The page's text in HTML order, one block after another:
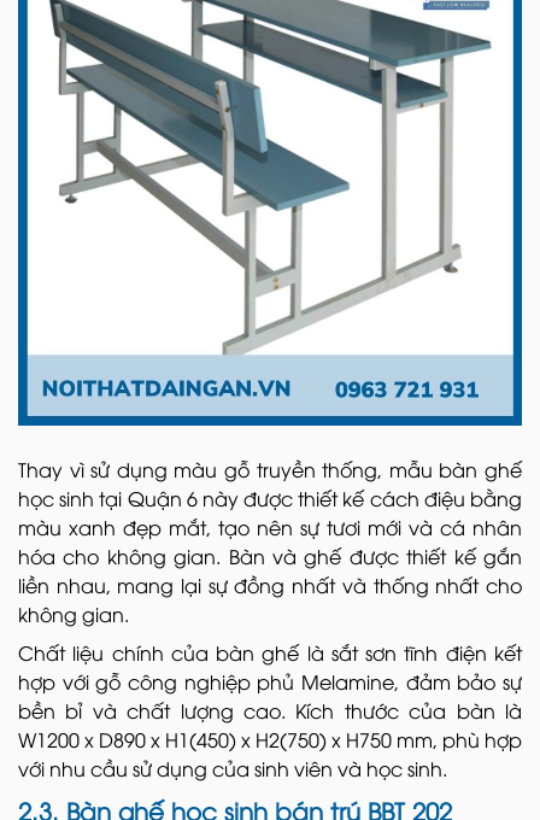
Thay vì sử dụng màu gỗ truyền thống, mẫu bàn ghế
học sinh tại Quận 6 này được thiết kế cách điệu bằng
màu xanh đẹp mắt, tạo nên sự tươi mới và cá nhân
hóa cho không gian. Bàn và ghế được thiết kế gắn
liền nhau, mang lại sự đồng nhất và thống nhất cho
không gian.
Chất liệu chính của bàn ghế là sắt sơn tĩnh điện kết
hợp với gỗ công nghiệp phủ Melamine, đảm bảo sự
bền bỉ và chất lượng cao. Kích thước của bàn là
W1200 x D890 x H1(450) x H2(750) x H750 mm, phù hợp
với nhu cầu sử dụng của sinh viên và học sinh.
2.3. Bàn ghế học sinh bán trú BBT 202